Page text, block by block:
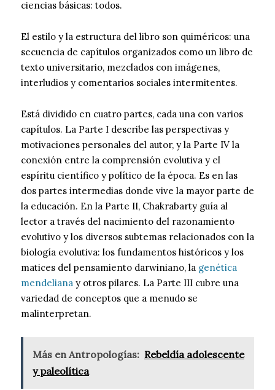
ciencias básicas: todos.
El estilo y la estructura del libro son quiméricos: una
secuencia de capítulos organizados como un libro de
texto universitario, mezclados con imágenes,
interludios y comentarios sociales intermitentes.
Está dividido en cuatro partes, cada una con varios
capítulos. La Parte I describe las perspectivas y
motivaciones personales del autor, y la Parte IV la
conexión entre la comprensión evolutiva y el
espíritu científico y político de la época. Es en las
dos partes intermedias donde vive la mayor parte de
la educación. En la Parte II, Chakrabarty guía al
lector a través del nacimiento del razonamiento
evolutivo y los diversos subtemas relacionados con la
biología evolutiva: los fundamentos históricos y los
matices del pensamiento darwiniano, la genética
mendeliana y otros pilares. La Parte III cubre una
variedad de conceptos que a menudo se
malinterpretan.
Más en Antropologías: Rebeldía adolescente
y paleolítica